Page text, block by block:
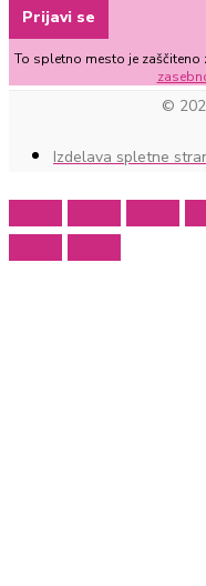
Prijavi se
To spletno mesto je zaščiteno
©
Izdelava spletne